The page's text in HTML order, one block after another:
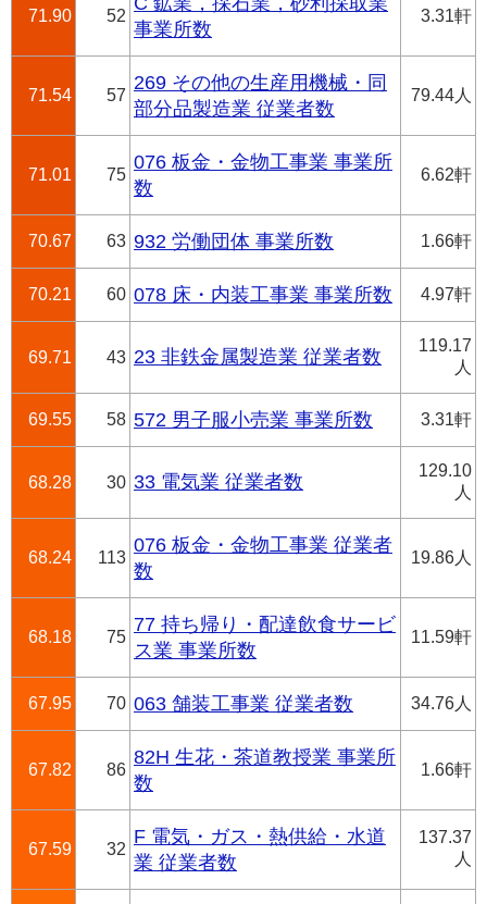
71.90 52
事業所数
3.31軒
71.54 57
269 その他の生産用機械・同
部分品製造業 従業者数
79.44人
71.01 75
076 板金・金物工事業 事業所
数
6.62軒
70.67 63 932 労働団体 事業所数 1.66軒
70.21 60 078 床・内装工事業 事業所数 4.97軒
69.71 43 23 非鉄金属製造業 従業者数
119.17
人
69.55 58 572 男子服小売業 事業所数 3.31軒
68.28 30 33 電気業 従業者数
129.10
人
68.24 113
076 板金・金物工事業 従業者
数
19.86人
68.18 75
77 持ち帰り・配達飲食サービ
ス業 事業所数
11.59軒
67.95 70 063 舗装工事業 従業者数 34.76人
67.82 86
82H 生花・茶道教授業 事業所
数
1.66軒
67.59 32
F 電気・ガス・熱供給・水道
業 従業者数
137.37
人